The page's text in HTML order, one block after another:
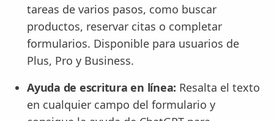
tareas de varios pasos, como buscar
productos, reservar citas o completar
formularios. Disponible para usuarios de
Plus, Pro y Business.
Ayuda de escritura en línea: Resalta el texto
en cualquier campo del formulario y